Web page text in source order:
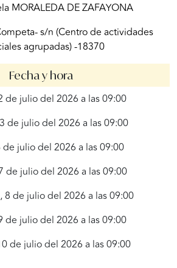
MORALEDA DE ZAFAYONA
s/n (Centro de actividades
agrupadas) -18370
Fecha y hora
de julio del 2026 a las 09:00
de julio del 2026 a las 09:00
de julio del 2026 a las 09:00
de julio del 2026 a las 09:00
8 de julio del 2026 a las 09:00
de julio del 2026 a las 09:00
de julio del 2026 a las 09:00